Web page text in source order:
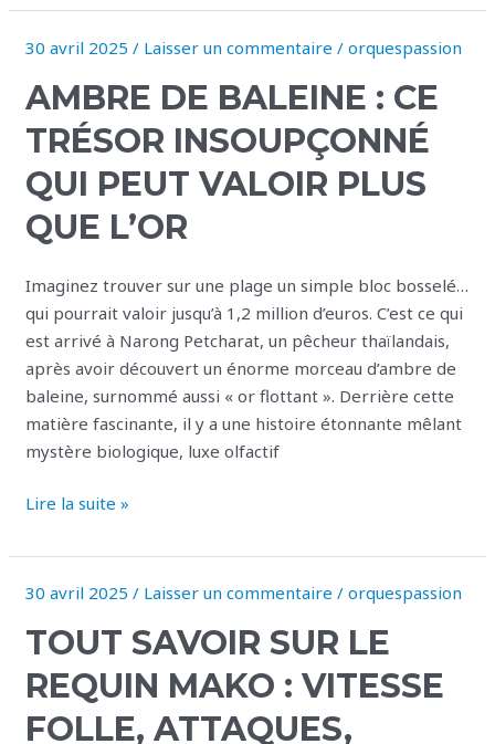
30 avril 2025/ Laisser un commentaire /orquespassion
AMBRE DE BALEINE : CE
TRÉSOR INSOUPÇONNÉ
QUI PEUT VALOIR PLUS
QUE L’OR
Imaginez trouver sur une plage un simple bloc bosselé…
qui pourrait valoir jusqu’à 1,2 million d’euros. C’est ce qui
est arrivé à Narong Petcharat, un pêcheur thaïlandais,
après avoir découvert un énorme morceau d’ambre de
baleine, surnommé aussi « or flottant ». Derrière cette
matière fascinante, il y a une histoire étonnante mêlant
mystère biologique, luxe olfactif
Ambre
baleine
:
ce
trésor
insoupçonné
qui
valoir
plus
que
l’or
Lire la suite »
30 avril 2025/ Laisser un commentaire /orquespassion
TOUT SAVOIR SUR LE
REQUIN MAKO : VITESSE
FOLLE, ATTAQUES,
Tout
sur
le
requin
mako